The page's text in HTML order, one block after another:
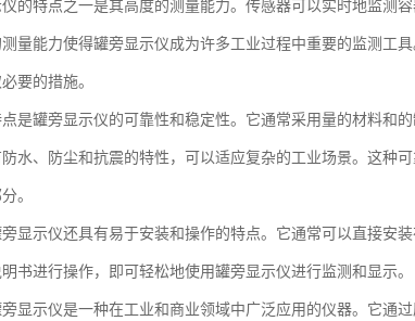
的特点之一是其高度的测量能力。传感器可以实时地监测
量能力使得罐旁显示仪成为许多工业过程中重要的监测工
要的措施。
是罐旁显示仪的可靠性和稳定性。它通常采用量的材料和
水、防尘和抗震的特性，可以适应复杂的工业场景。这种
。
显示仪还具有易于安装和操作的特点。它通常可以直接安
书进行操作，即可轻松地使用罐旁显示仪进行监测和显示。
显示仪是一种在工业和商业领域中广泛应用的仪器。它通